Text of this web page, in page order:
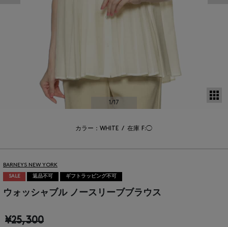
1/17
カラー：WHITE / 在庫 F:◯
BARNEYS NEW YORK
SALE 返品不可 ギフトラッピング不可
ウォッシャブル ノースリーブブラウス
¥25,300